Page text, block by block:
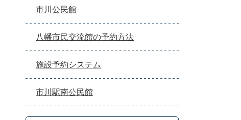
市川公民館
八幡市民交流館の予約方法
施設予約システム
市川駅南公民館